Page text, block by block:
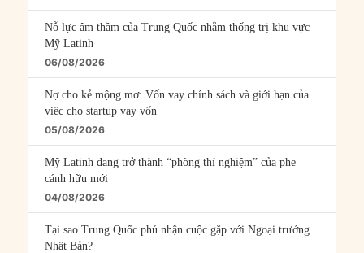
Nỗ lực âm thầm của Trung Quốc nhằm thống trị khu vực
Mỹ Latinh
06/08/2026
Nợ cho kẻ mộng mơ: Vốn vay chính sách và giới hạn của
việc cho startup vay vốn
05/08/2026
Mỹ Latinh đang trở thành “phòng thí nghiệm” của phe
cánh hữu mới
04/08/2026
Tại sao Trung Quốc phủ nhận cuộc gặp với Ngoại trưởng
Nhật Bản?